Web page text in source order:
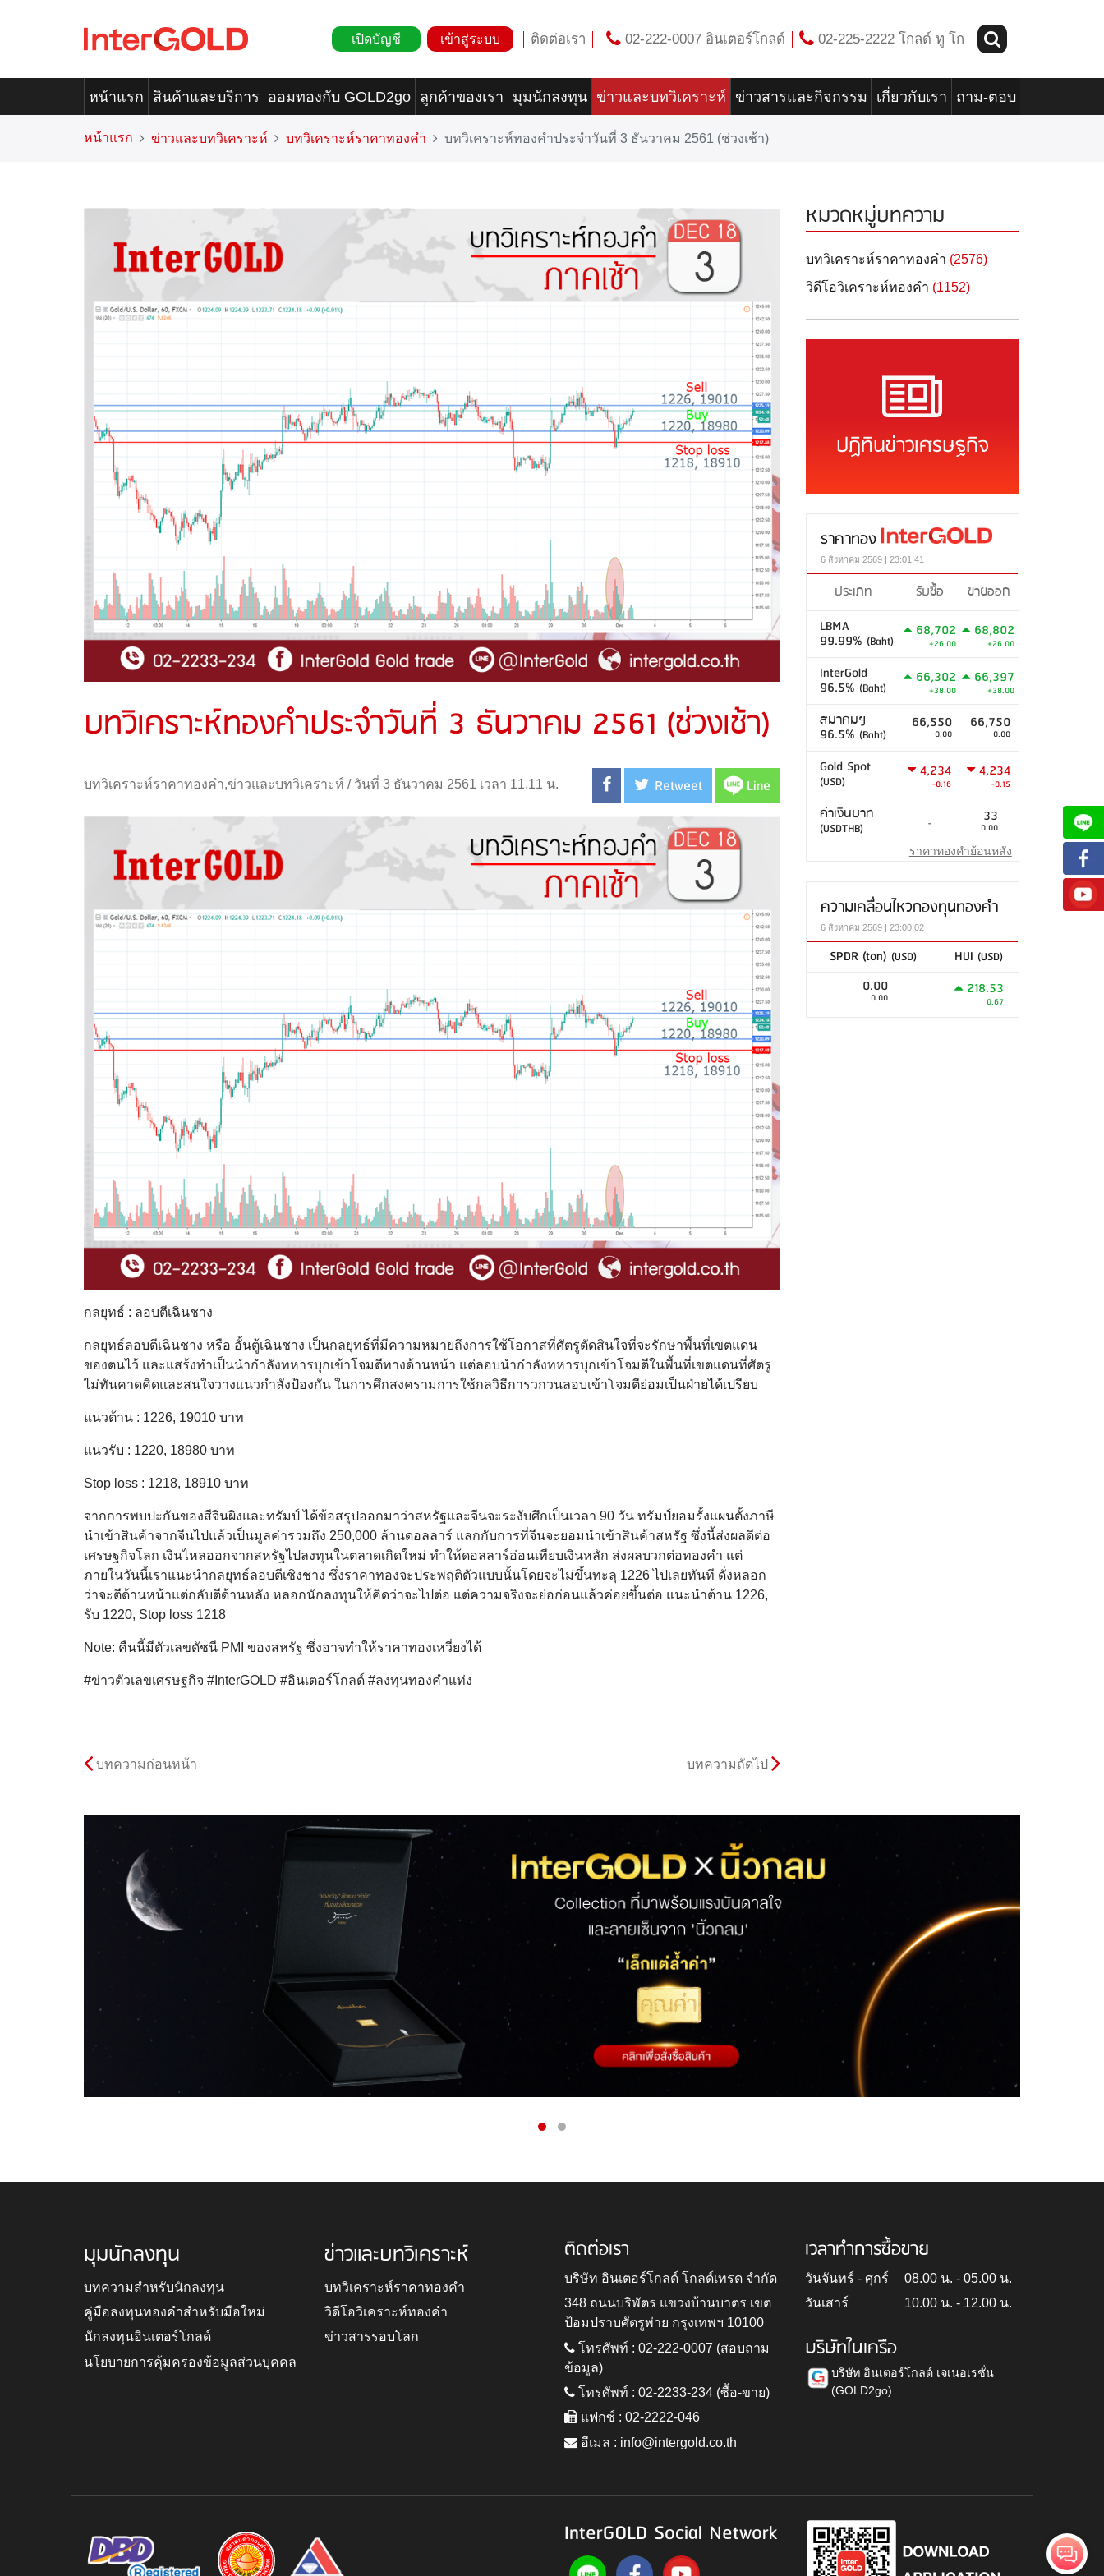
เปิดบัญชี เข้าสู่ระบบ ติดต่อเรา 02-222-0007 อินเตอร์โกลด์ 02-225-2222 โกลด์ ทู โก
หน้าแรก สินค้าและบริการ ออมทองกับ GOLD2go ลูกค้าของเรา มุมนักลงทุน ข่าวและบทวิเคราะห์ ข่าวสารและกิจกรรม เกี่ยวกับเรา ถาม-ตอบ
หน้าแรก ข่าวและบทวิเคราะห์ บทวิเคราะห์ราคาทองคำ บทวิเคราะห์ทองคำประจำวันที่ 3 ธันวาคม 2561 (ช่วงเช้า)
บทวิเคราะห์ทองคำประจำวันที่ 3 ธันวาคม 2561 (ช่วงเช้า)
บทวิเคราะห์ราคาทองคำ,ข่าวและบทวิเคราะห์ / วันที่ 3 ธันวาคม 2561 เวลา 11.11 น. Retweet Line
กลยุทธ์ : ลอบตีเฉินชาง
กลยุทธ์ลอบตีเฉินชาง หรือ อั้นตู้เฉินชาง เป็นกลยุทธ์ที่มีความหมายถึงการใช้โอกาสที่ศัตรูตัดสินใจที่จะรักษาพื้นที่เขตแดน
ของตนไว้ และแสร้งทำเป็นนำกำลังทหารบุกเข้าโจมตีทางด้านหน้า แต่ลอบนำกำลังทหารบุกเข้าโจมตีในพื้นที่เขตแดนที่ศัตรู
ไม่ทันคาดคิดและสนใจวางแนวกำลังป้องกัน ในการศึกสงครามการใช้กลวิธีการวกวนลอบเข้าโจมตีย่อมเป็นฝ่ายได้เปรียบ
แนวต้าน : 1226, 19010 บาท
แนวรับ : 1220, 18980 บาท
Stop loss : 1218, 18910 บาท
จากการพบปะกันของสีจินผิงและทรัมป์ ได้ข้อสรุปออกมาว่าสหรัฐและจีนจะระงับศึกเป็นเวลา 90 วัน ทรัมป์ยอมรั้งแผนตั้งภาษี
นำเข้าสินค้าจากจีนไปแล้วเป็นมูลค่ารวมถึง 250,000 ล้านดอลลาร์ แลกกับการที่จีนจะยอมนำเข้าสินค้าสหรัฐ ซึ่งนี้ส่งผลดีต่อ
เศรษฐกิจโลก เงินไหลออกจากสหรัฐไปลงทุนในตลาดเกิดใหม่ ทำให้ดอลลาร์อ่อนเทียบเงินหลัก ส่งผลบวกต่อทองคำ แต่
ภายในวันนี้เราแนะนำกลยุทธ์ลอบตีเชิงชาง ซึ่งราคาทองจะประพฤติตัวแบบนั้นโดยจะไม่ขึ้นทะลุ 1226 ไปเลยทันที ดั่งหลอก
ว่าจะตีด้านหน้าแต่กลับตีด้านหลัง หลอกนักลงทุนให้คิดว่าจะไปต่อ แต่ความจริงจะย่อก่อนแล้วค่อยขึ้นต่อ แนะนำต้าน 1226,
รับ 1220, Stop loss 1218
Note: คืนนี้มีตัวเลขดัชนี PMI ของสหรัฐ ซึ่งอาจทำให้ราคาทองเหวี่ยงได้
#ข่าวตัวเลขเศรษฐกิจ #InterGOLD #อินเตอร์โกลด์ #ลงทุนทองคำแท่ง
บทความก่อนหน้า บทความถัดไป
หมวดหมู่บทความ
บทวิเคราะห์ราคาทองคำ (2576)
วิดีโอวิเคราะห์ทองคำ (1152)
ปฏิทินข่าวเศรษฐกิจ
ราคาทอง
6 สิงหาคม 2569 | 23:01:41
ประเภท รับซื้อ
ขายออก
LBMA
99.99% (Baht)
68,702
+26.00
68,802
+26.00
InterGold
96.5% (Baht)
66,302
+38.00
66,397
+38.00
สมาคมฯ
96.5% (Baht)
66,550
0.00
66,750
0.00
Gold Spot
(USD)
4,234
-0.16
4,234
-0.15
ค่าเงินบาท
(USDTHB) - 33
0.00
ราคาทองคำย้อนหลัง
ความเคลื่อนไหวกองทุนทองคำ
6 สิงหาคม 2569 | 23:00:02
SPDR (ton) (USD) HUI (USD)
0.00
0.00 218.53
0.67
มุมนักลงทุน
บทความสำหรับนักลงทุน
คู่มือลงทุนทองคำสำหรับมือใหม่
นักลงทุนอินเตอร์โกลด์
นโยบายการคุ้มครองข้อมูลส่วนบุคคล
ข่าวและบทวิเคราะห์
บทวิเคราะห์ราคาทองคำ
วิดีโอวิเคราะห์ทองคำ
ข่าวสารรอบโลก
ติดต่อเรา
บริษัท อินเตอร์โกลด์ โกลด์เทรด จำกัด
348 ถนนบริพัตร แขวงบ้านบาตร เขต
ป้อมปราบศัตรูพ่าย กรุงเทพฯ 10100
โทรศัพท์ : 02-222-0007 (สอบถาม
ข้อมูล)
โทรศัพท์ : 02-2233-234 (ซื้อ-ขาย)
แฟกซ์ : 02-2222-046
อีเมล : info@intergold.co.th
เวลาทำการซื้อขาย
วันจันทร์ - ศุกร์
08.00 น. - 05.00 น.
วันเสาร์
10.00 น. - 12.00 น.
บริษัทในเครือ
บริษัท อินเตอร์โกลด์ เจเนอเรชั่น
(GOLD2go)
InterGOLD Social Network